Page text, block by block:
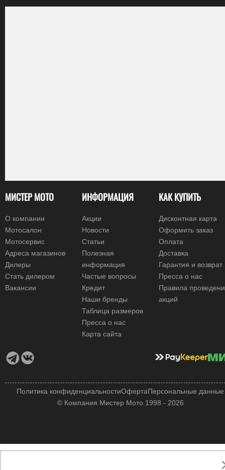
МИСТЕР МОТО
О компании
Мотосалон
Мотосервис
Адреса магазинов
Дилеры
Стать дилером
Вакансии
ИНФОРМАЦИЯ
Акции
Новости
Статьи
Полезная
информация
Частые вопросы
Кредит
Наши бренды
Таблица размеров
Пресса о нас
Карта сайта
КАК КУПИТЬ
Дисконтная карта
Оформить заказ
Оплата
Доставка
Гарантия и возврат
Пресса о нас
Правила
акций
© Компания Мистер Мото 1998 - 2026
Политика конфиденциальностиОфертаПерсональные данные